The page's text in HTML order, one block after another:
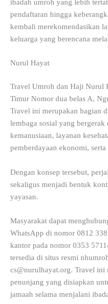
ibadah umroh yang lebih
pendaftaran hingga
kembali merekomendasikan
keluarga yang berencana
Nurul Hayat
Travel Umroh dan Haji Nurul
Timur Nomor dua belas A,
Travel ini merupakan bagian
lembaga sosial yang
kemanusiaan, layanan
pemberdayaan ekonomi,
Dengan konsep tersebut,
sekaligus menjadi bentuk
yayasan.
Masyarakat dapat
WhatsApp di nomor 0812
kantor pada nomor 0353
tersedia di situs resmi
cs@nurulhayat.org. Travel ini
penunjang yang disiapkan
jamaah selama menjalani